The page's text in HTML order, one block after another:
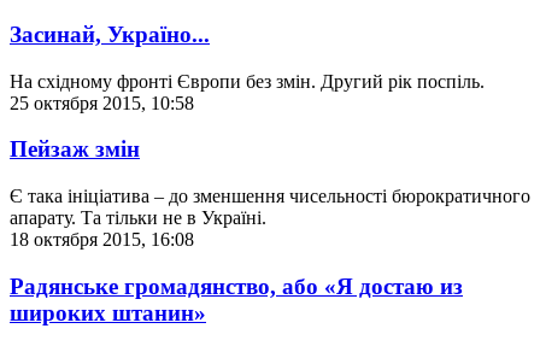
Засинай, Україно...
На східному фронті Європи без змін. Другий рік поспіль.
25 октября 2015, 10:58
Пейзаж змін
Є така ініціатива – до зменшення чисельності бюрократичного
апарату. Та тільки не в Україні.
18 октября 2015, 16:08
Радянське громадянство, або «Я достаю из
широких штанин»